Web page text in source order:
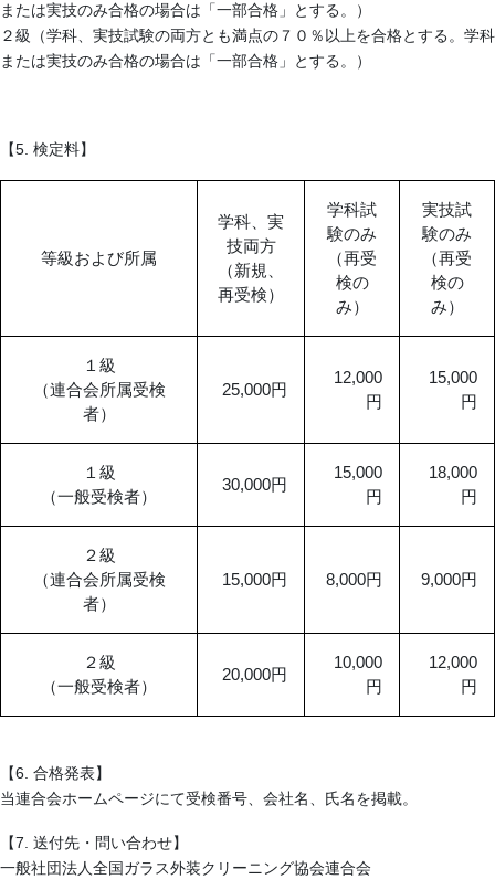
または実技のみ合格の場合は「一部合格」とする。）
２級（学科、実技試験の両方とも満点の７０％以上を合格とする。学科
または実技のみ合格の場合は「一部合格」とする。）
【5. 検定料】
等級および所属
学科、実
技両方
（新規、
再受検）
学科試
験のみ
（再受
検の
み）
実技試
験のみ
（再受
検の
み）
１級
（連合会所属受検
者）
25,000円
12,000
円
15,000
円
１級
（一般受検者）
30,000円
15,000
円
18,000
円
２級
（連合会所属受検
者）
15,000円 8,000円 9,000円
２級
（一般受検者）
20,000円
10,000
円
12,000
円
【6. 合格発表】
当連合会ホームページにて受検番号、 会社名、氏名を掲載。
【7. 送付先・問い合わせ】
一般社団法人全国ガラス外装クリーニング協会連合会